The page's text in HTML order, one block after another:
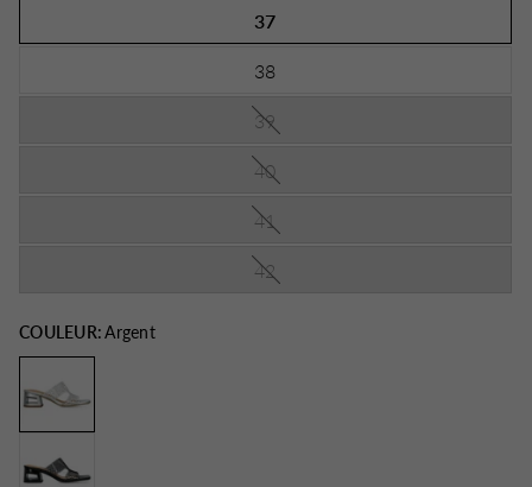
37
38
39
40
41
42
COULEUR:Argent